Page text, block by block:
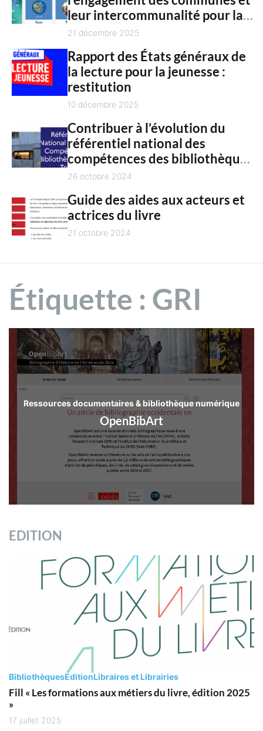
h
leur intercommunalité pour la
culture en 2025
21 décembre 2025
Rapport des États généraux de
la lecture pour la jeunesse :
restitution
10 décembre 2025
Contribuer à l’évolution du
référentiel national des
compétences des bibliothèques
territoriales
26 octobre 2024
Guide des aides aux acteurs et
actrices du livre
21 octobre 2024
Étiquette : GRI
Ressources documentaires & bibliothèque numérique
OpenBibArt
EDITION
BibliothèquesEditionLibraires et Librairies
Fill « Les formations aux métiers du livre, édition 2025
»
17 juillet 2025